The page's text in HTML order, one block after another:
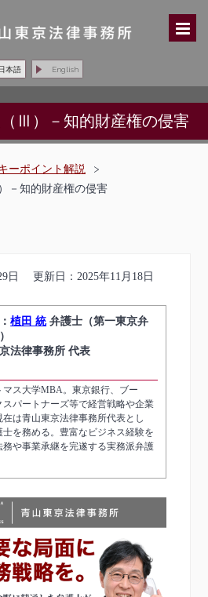
本語 English
Ⅲ）－知的財産権の侵害
ーポイント解説
>
－知的財産権の侵害
日 更新日： 2025年11月18日
植田 統弁護士（第一東京弁
法律事務所 代表
ス大学MBA。東京銀行、ブー
パートナーズ等で経営戦略や企業
は青山東京法律事務所代表とし
を務める。豊富なビジネス経験を
や事業承継を完遂する実務派弁護